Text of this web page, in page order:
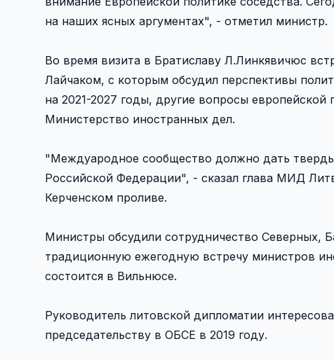
на наших ясных аргументах", - отметил министр.
Во время визита в Братиславу Л.Линкявичюс
Лайчаком, с которым обсудил перспективы
на 2021-2027 годы, другие вопросы
Министерство иностранных дел.
"Междуародное сообщество должно дать
Российской Федерации", - сказал глава МИД
Керченском проливе.
Министры обсудили сотрудничество Северных,
традиционную ежегодную встречу министров
состоится в Вильнюсе.
Руководитель литовской дипломатии
председательству в ОБСЕ в 2019 году.